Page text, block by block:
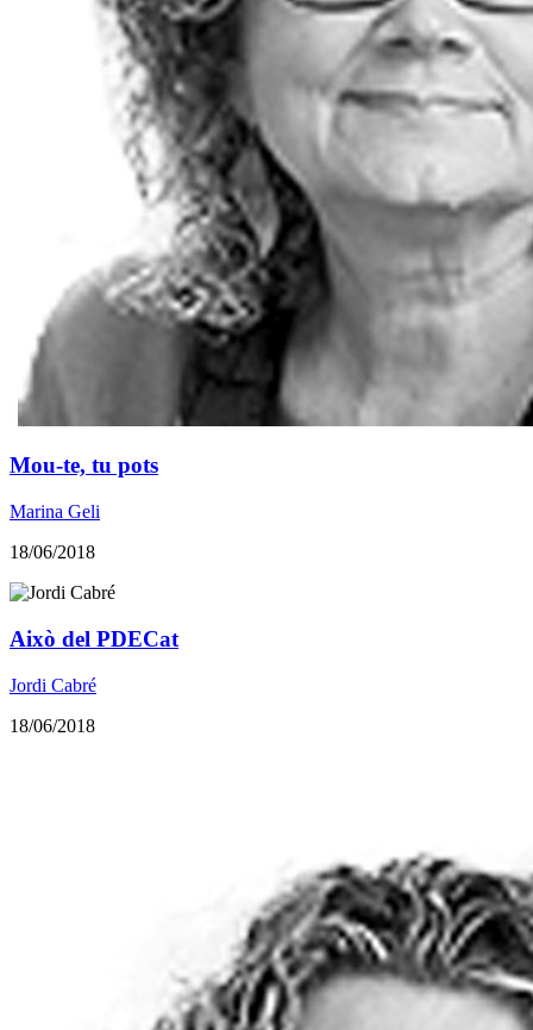
Mou-te, tu pots
Marina Geli
18/06/2018
Això del PDECat
Jordi Cabré
18/06/2018